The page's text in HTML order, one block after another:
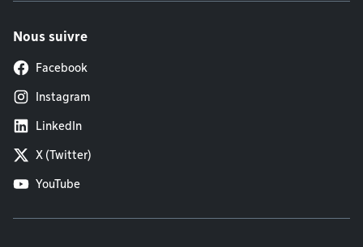
Nous suivre
Facebook
Instagram
LinkedIn
X (Twitter)
YouTube